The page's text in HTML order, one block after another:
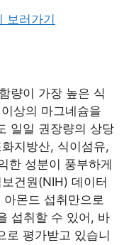
보러가기
량이 가장 높은 식
상의 마그네슘을
일일 권장량의 상당
지방산, 식이섬유,
한 성분이 풍부하게
건원(NIH) 데이터
몬드 섭취만으로
섭취할 수 있어, 바
로 평가받고 있습니